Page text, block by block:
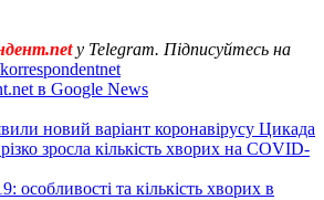
у Telegram. Підписуйтесь на
в Google News
новий варіант коронавірусу Цикада
зросла кількість хворих на COVID-
та кількість хворих в